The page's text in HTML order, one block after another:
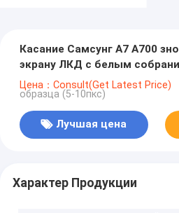
Касание Самсунг А7 А700
экрану ЛКД с белым
рамки
Цена：Consult(Get Latest Price)
образца (5-10пкс)
Лучшая цена
Характер Продукции